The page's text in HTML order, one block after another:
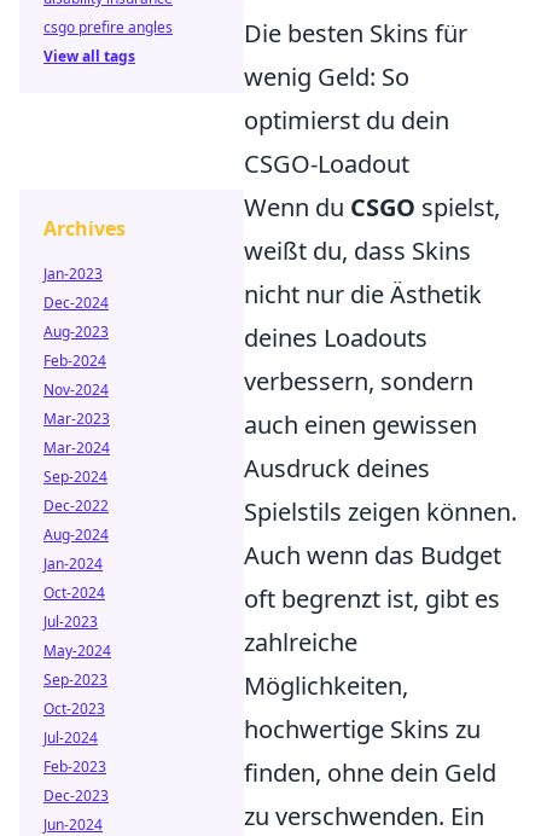
Die besten Skins für
wenig Geld: So
optimierst du dein
CSGO-Loadout
Wenn du CSGO spielst,
weißt du, dass Skins
nicht nur die Ästhetik
deines Loadouts
verbessern, sondern
auch einen gewissen
Ausdruck deines
Spielstils zeigen können.
Auch wenn das Budget
oft begrenzt ist, gibt es
zahlreiche
Möglichkeiten,
hochwertige Skins zu
finden, ohne dein Geld
zu verschwenden. Ein
csgo prefire angles
View all tags
Archives
Jan-2023
Dec-2024
Aug-2023
Feb-2024
Nov-2024
Mar-2023
Mar-2024
Sep-2024
Dec-2022
Aug-2024
Jan-2024
Oct-2024
Jul-2023
May-2024
Sep-2023
Oct-2023
Jul-2024
Feb-2023
Dec-2023
Jun-2024